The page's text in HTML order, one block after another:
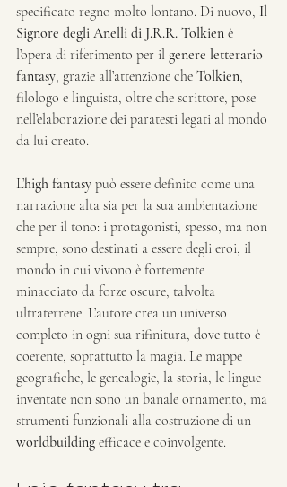
specificato regno molto lontano. Di nuovo, Il
Signore degli Anelli di J.R.R. Tolkien è
l’opera di riferimento per il genere letterario
fantasy, grazie all’attenzione che Tolkien,
filologo e linguista, oltre che scrittore, pose
nell’elaborazione dei paratesti legati al mondo
da lui creato.
L’high fantasy può essere definito come una
narrazione alta sia per la sua ambientazione
che per il tono: i protagonisti, spesso, ma non
sempre, sono destinati a essere degli eroi, il
mondo in cui vivono è fortemente
minacciato da forze oscure, talvolta
ultraterrene. L’autore crea un universo
completo in ogni sua rifinitura, dove tutto è
coerente, soprattutto la magia. Le mappe
geografiche, le genealogie, la storia, le lingue
inventate non sono un banale ornamento, ma
strumenti funzionali alla costruzione di un
worldbuilding efficace e coinvolgente.